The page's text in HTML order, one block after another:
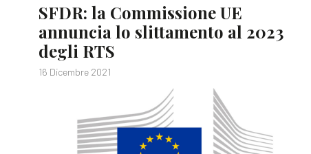
SFDR: la Commissione UE
annuncia lo slittamento al 2023
degli RTS
16 Dicembre 2021